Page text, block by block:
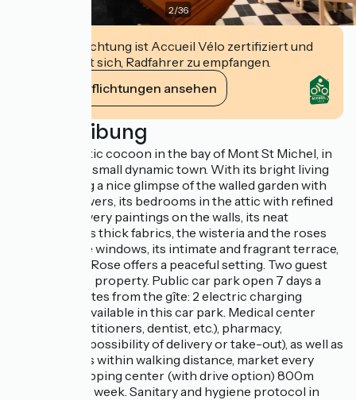
2/36
Diese Einrichtung ist Accueil Vélo zertifiziert und
verpflichtet sich, Radfahrer zu empfangen.
Ihre Verpflichtungen ansehen
Beschreibung
A real romantic cocoon in the bay of Mont St Michel, in
the heart of a small dynamic town. With its bright living
room offering a nice glimpse of the walled garden with
trees and flowers, its bedrooms in the attic with refined
tones, its flowery paintings on the walls, its neat
decoration, its thick fabrics, the wisteria and the roses
that eat at the windows, its intimate and fragrant terrace,
the Gîte de la Rose offers a peaceful setting. Two guest
rooms on the property. Public car park open 7 days a
week 10 minutes from the gîte: 2 electric charging
stations are available in this car park. Medical center
(general practitioners, dentist, etc.), pharmacy,
restaurants (possibility of delivery or take-out), as well as
various shops within walking distance, market every
Tuesday. Shopping center (with drive option) 800m
open 6 days a week. Sanitary and hygiene protocol in